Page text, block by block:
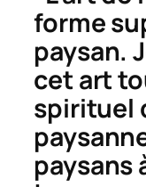
forme
paysan.
cet art
spirituel
paysans